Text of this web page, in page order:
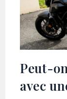
Peut-
avec